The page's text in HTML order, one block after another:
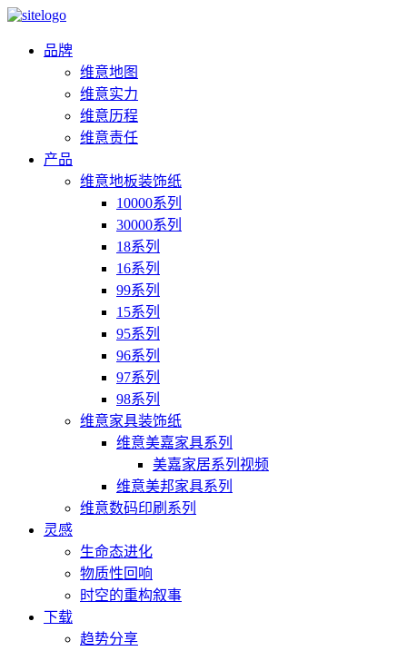
品牌
维意地图
维意实力
维意历程
维意责任
产品
维意地板装饰纸
10000系列
30000系列
18系列
16系列
99系列
15系列
95系列
96系列
97系列
98系列
维意家具装饰纸
维意美嘉家具系列
美嘉家居系列视频
维意美邦家具系列
维意数码印刷系列
灵感
生命态进化
物质性回响
时空的重构叙事
下载
趋势分享